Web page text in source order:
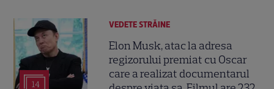
14
VEDETE STRĂINE
Elon Musk, atac la adresa
regizorului premiat cu Oscar
care a realizat documentarul